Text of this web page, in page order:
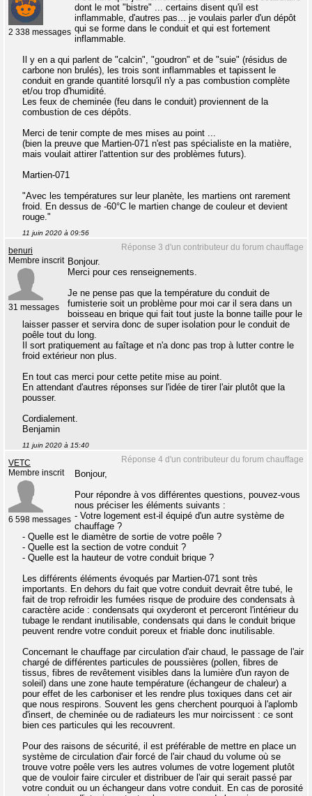
2 338 messages
dont le mot "bistre" ... certains disent qu'il est
inflammable, d'autres pas... je voulais parler d'un dépôt
qui se forme dans le conduit et qui est fortement
inflammable.
Il y en a qui parlent de "calcin", "goudron" et de "suie" (résidus de
carbone non brulés), les trois sont inflammables et tapissent le
conduit en grande quantité lorsqu'il n'y a pas combustion complète
et/ou trop d'humidité.
Les feux de cheminée (feu dans le conduit) proviennent de la
combustion de ces dépôts.
Merci de tenir compte de mes mises au point ...
(bien la preuve que Martien-071 n'est pas spécialiste en la matière,
mais voulait attirer l'attention sur des problèmes futurs).
Martien-071
"Avec les températures sur leur planète, les martiens ont rarement
froid. En dessus de -60°C le martien change de couleur et devient
rouge."
11 juin 2020 à 09:56
Réponse 3 d'un contributeur du forum chauffage
benuri
Membre inscrit
31 messages
Bonjour.
Merci pour ces renseignements.
Je ne pense pas que la température du conduit de
fumisterie soit un problème pour moi car il sera dans un
boisseau en brique qui fait tout juste la bonne taille pour le
laisser passer et servira donc de super isolation pour le conduit de
poêle tout du long.
Il sort pratiquement au faîtage et n'a donc pas trop à lutter contre le
froid extérieur non plus.
En tout cas merci pour cette petite mise au point.
En attendant d'autres réponses sur l'idée de tirer l'air plutôt que la
pousser.
Cordialement.
Benjamin
11 juin 2020 à 15:40
Réponse 4 d'un contributeur du forum chauffage
VETC
Membre inscrit
6 598 messages
Bonjour,
Pour répondre à vos différentes questions, pouvez-vous
nous préciser les éléments suivants :
- Votre logement est-il équipé d'un autre système de
chauffage ?
- Quelle est le diamètre de sortie de votre poêle ?
- Quelle est la section de votre conduit ?
- Quelle est la hauteur de votre conduit brique ?
Les différents éléments évoqués par Martien-071 sont très
importants. En dehors du fait que votre conduit devrait être tubé, le
fait de trop refroidir les fumées risque de produire des condensats à
caractère acide : condensats qui oxyderont et perceront l'intérieur du
tubage le rendant inutilisable, condensats qui dans le conduit brique
peuvent rendre votre conduit poreux et friable donc inutilisable.
Concernant le chauffage par circulation d'air chaud, le passage de l'air
chargé de différentes particules de poussières (pollen, fibres de
tissus, fibres de revêtement visibles dans la lumière d'un rayon de
soleil) dans une zone haute température (échangeur de chaleur) a
pour effet de les carboniser et les rendre plus toxiques dans cet air
que nous respirons. Souvent les gens cherchent pourquoi à l'aplomb
d'insert, de cheminée ou de radiateurs les mur noircissent : ce sont
bien ces particules qui les recouvrent.
Pour des raisons de sécurité, il est préférable de mettre en place un
système de circulation d'air forcé de l'air chaud du volume où se
trouve votre poêle vers les autres volumes de votre logement plutôt
que de vouloir faire circuler et distribuer de l'air qui serait passé par
votre conduit ou un échangeur dans votre conduit. En cas de porosité